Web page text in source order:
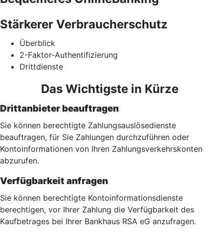
Stärkerer Verbraucherschutz
Überblick
2-Faktor-Authentifizierung
Drittdienste
Das Wichtigste in Kürze
Drittanbieter beauftragen
Sie können berechtigte Zahlungsauslösedienste
beauftragen, für Sie Zahlungen durchzuführen oder
Kontoinformationen von Ihren Zahlungsverkehrskonten
abzurufen.
Verfügbarkeit anfragen
Sie können berechtigte Kontoinformationsdienste
berechtigen, vor Ihrer Zahlung die Verfügbarkeit des
Kaufbetrages bei Ihrer Bankhaus RSA eG anzufragen.